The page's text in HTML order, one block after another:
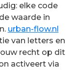
elke code
waarde in
urban-flow.nl
van letters en
recht op dit
activeert via